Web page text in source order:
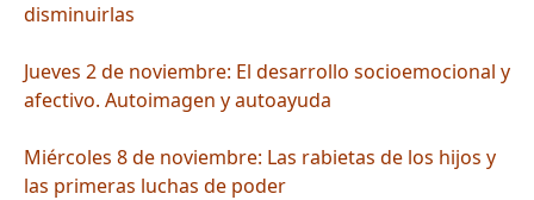
disminuirlas
Jueves 2 de noviembre: El desarrollo socioemocional y
afectivo. Autoimagen y autoayuda
Miércoles 8 de noviembre: Las rabietas de los hijos y
las primeras luchas de poder